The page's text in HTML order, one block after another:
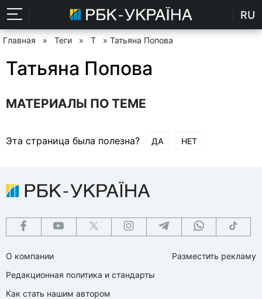
RU
Главная » Теги » Т » Татьяна Попова
Татьяна Попова
МАТЕРИАЛЫ ПО ТЕМЕ
Эта страница была полезна? ДА НЕТ
О компании
Редакционная политика и стандарты
Как стать нашим автором
Разместить рекламу